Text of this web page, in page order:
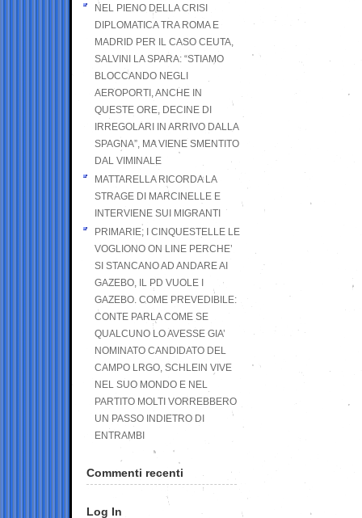
NEL PIENO DELLA CRISI
DIPLOMATICA TRA ROMA E
MADRID PER IL CASO CEUTA,
SALVINI LA SPARA: “STIAMO
BLOCCANDO NEGLI
AEROPORTI, ANCHE IN
QUESTE ORE, DECINE DI
IRREGOLARI IN ARRIVO DALLA
SPAGNA”, MA VIENE SMENTITO
DAL VIMINALE
MATTARELLA RICORDA LA
STRAGE DI MARCINELLE E
INTERVIENE SUI MIGRANTI
PRIMARIE; I CINQUESTELLE LE
VOGLIONO ON LINE PERCHE’
SI STANCANO AD ANDARE AI
GAZEBO, IL PD VUOLE I
GAZEBO. COME PREVEDIBILE:
CONTE PARLA COME SE
QUALCUNO LO AVESSE GIA’
NOMINATO CANDIDATO DEL
CAMPO LRGO, SCHLEIN VIVE
NEL SUO MONDO E NEL
PARTITO MOLTI VORREBBERO
UN PASSO INDIETRO DI
ENTRAMBI
Commenti recenti
Log In